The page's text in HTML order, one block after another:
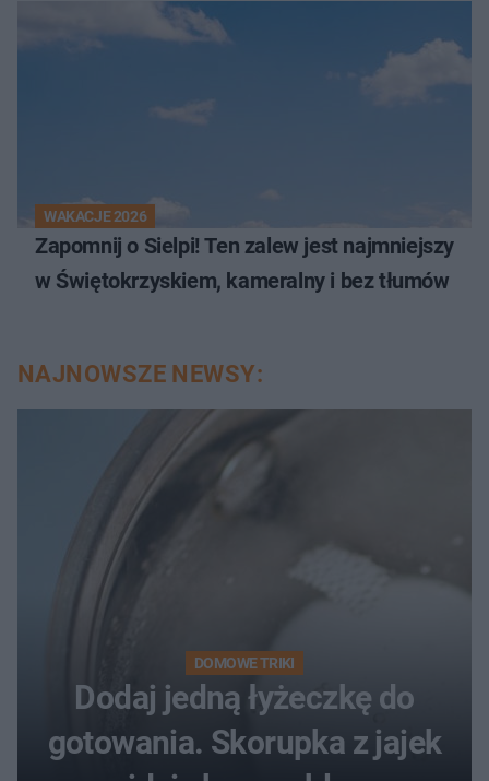
WAKACJE 2026
Zapomnij o Sielpi! Ten zalew jest najmniejszy
w Świętokrzyskiem, kameralny i bez tłumów
NAJNOWSZE NEWSY:
DOMOWE TRIKI
Dodaj jedną łyżeczkę do
gotowania. Skorupka z jajek